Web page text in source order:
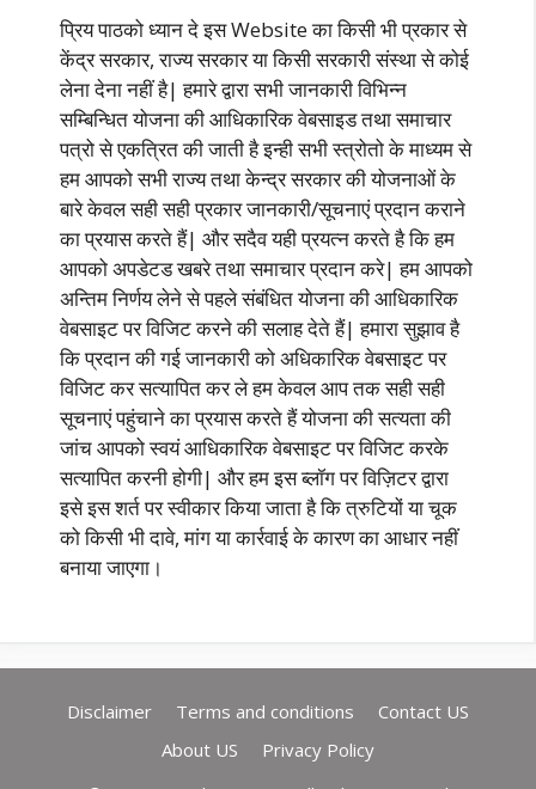
प्रिय पाठको ध्यान दे इस Website का किसी भी प्रकार से
केंद्र सरकार, राज्य सरकार या किसी सरकारी संस्था से कोई
लेना देना नहीं है| हमारे द्वारा सभी जानकारी विभिन्न
सम्बिन्धित योजना की आधिकारिक वेबसाइड तथा समाचार
पत्रो से एकत्रित की जाती है इन्ही सभी स्त्रोतो के माध्यम से
हम आपको सभी राज्य तथा केन्द्र सरकार की योजनाओं के
बारे केवल सही सही प्रकार जानकारी/सूचनाएं प्रदान कराने
का प्रयास करते हैं| और सदैव यही प्रयत्न करते है कि हम
आपको अपडेटड खबरे तथा समाचार प्रदान करे| हम आपको
अन्तिम निर्णय लेने से पहले संबंधित योजना की आधिकारिक
वेबसाइट पर विजिट करने की सलाह देते हैं| हमारा सुझाव है
कि प्रदान की गई जानकारी को अधिकारिक वेबसाइट पर
विजिट कर सत्यापित कर ले हम केवल आप तक सही सही
सूचनाएं पहुंचाने का प्रयास करते हैं योजना की सत्यता की
जांच आपको स्वयं आधिकारिक वेबसाइट पर विजिट करके
सत्यापित करनी होगी| और हम इस ब्लॉग पर विज़िटर द्वारा
इसे इस शर्त पर स्वीकार किया जाता है कि त्रुटियों या चूक
को किसी भी दावे, मांग या कार्रवाई के कारण का आधार नहीं
बनाया जाएगा।
Disclaimer Terms and conditions
Contact US
About US
Privacy Policy